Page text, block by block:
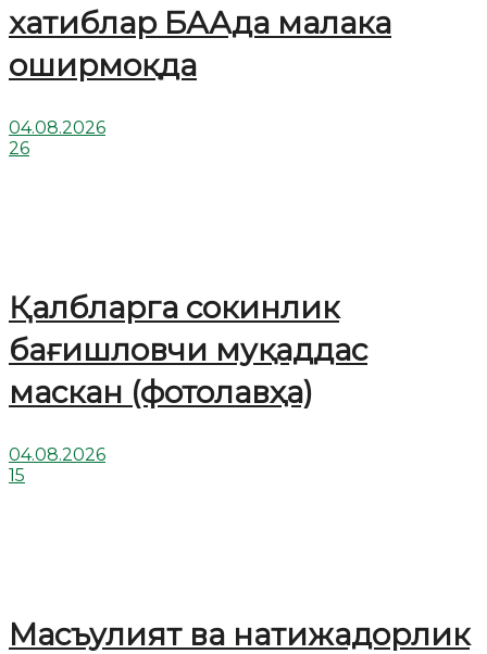
хатиблар БААда малака
оширмоқда
04.08.2026
26
Қалбларга сокинлик
бағишловчи муқаддас
маскан (фотолавҳа)
04.08.2026
15
Масъулият ва натижадорлик